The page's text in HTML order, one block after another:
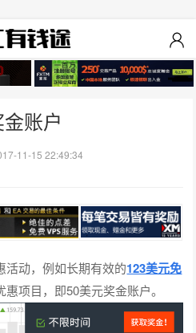
账户
11-15 22:49:34
活动，例如长期有效的123美元免
项目，即50美元奖金账户。